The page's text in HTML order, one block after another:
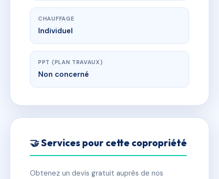
CHAUFFAGE
Individuel
PPT (PLAN TRAVAUX)
Non concerné
🤝 Services pour cette copropriété
Obtenez un devis gratuit auprès de nos